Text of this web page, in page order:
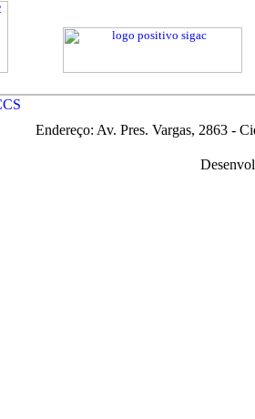
Endereço: Av. Pres. Vargas, 2863 -